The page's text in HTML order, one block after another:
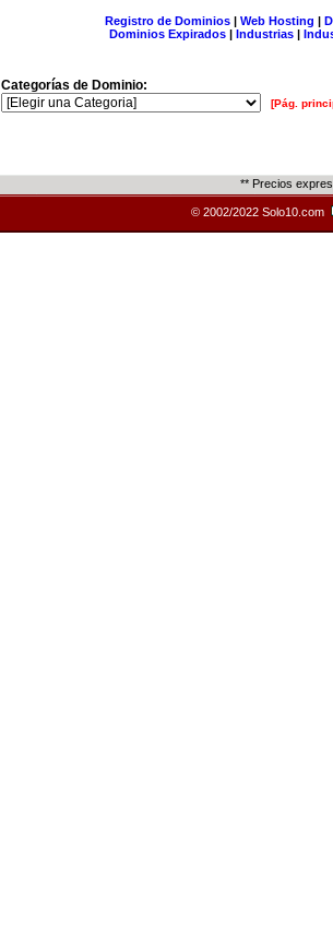
Registro de Dominios| Web Hosting |
Dominios Expirados | Industrias |
Categorías de Dominio:
[Pág.
** Precios
© 2002/2022 Solo10.com